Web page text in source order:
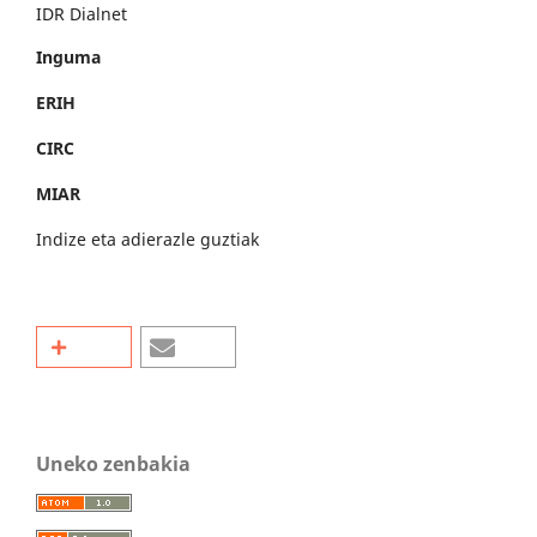
IDR Dialnet
Inguma
ERIH
CIRC
MIAR
Indize eta adierazle guztiak
Uneko zenbakia